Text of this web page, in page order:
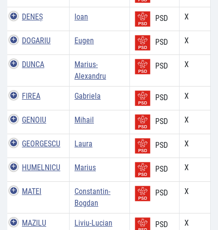
DENEŞ Ioan PSD X
DOGARIU Eugen PSD X
DUNCA
Marius-
Alexandru
PSD X
FIREA Gabriela PSD X
GENOIU Mihail PSD X
GEORGESCU Laura PSD X
HUMELNICU Marius PSD X
MATEI
Constantin-
Bogdan
PSD X
MAZILU Liviu-Lucian PSD X